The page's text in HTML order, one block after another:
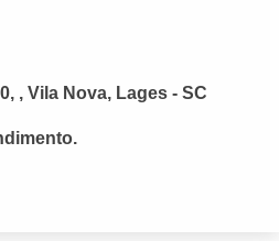
, Vila Nova, Lages - SC